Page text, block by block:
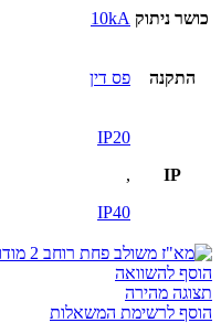
כושר ניתוק 10kA
התקנה פס דין
IP
IP20
,
IP40
הוסף להשוואה
תצוגה מהירה
הוסף לרשימת המשאלות